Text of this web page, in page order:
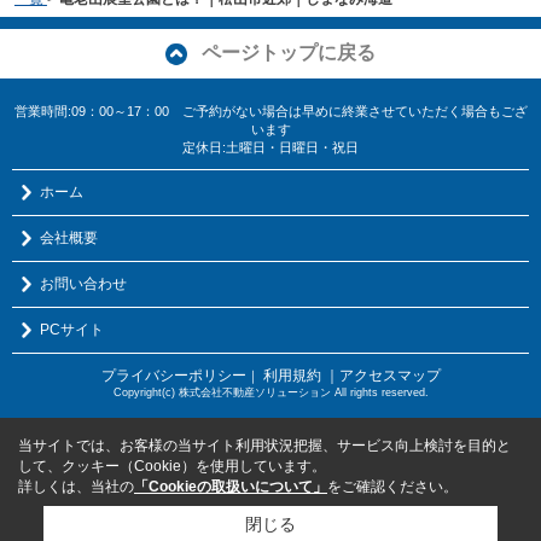
ページトップに戻る
営業時間:09：00～17：00 ご予約がない場合は早めに終業させていただく場合もござ
います
定休日:土曜日・日曜日・祝日
ホーム
会社概要
お問い合わせ
PCサイト
プライバシーポリシー ｜ 利用規約 ｜アクセスマップ
Copyright(c) 株式会社不動産ソリューション All rights reserved.
当サイトでは、お客様の当サイト利用状況把握、サービス向上検討を目的と
して、クッキー（Cookie）を使用しています。
詳しくは、当社の 「Cookieの取扱いについて」 をご確認ください。
閉じる